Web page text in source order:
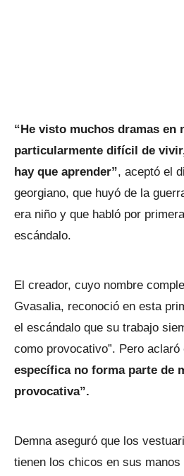
“He visto muchos dramas en
particularmente difícil de
hay que aprender”, aceptó el
georgiano, que huyó de la
era niño y que habló por
escándalo.
El creador, cuyo nombre
Gvasalia, reconoció en esta
el escándalo que su trabajo
como provocativo”. Pero aclaró
específica no forma parte de
provocativa”.
Demna aseguró que los
tienen los chicos en sus